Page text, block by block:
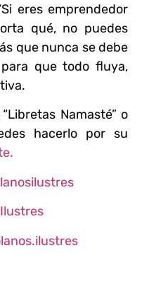
eres emprendedor
qué, no puedes
que nunca se debe
que todo fluya,
Namasté” o
hacerlo por su